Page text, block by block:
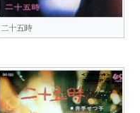
二十五時